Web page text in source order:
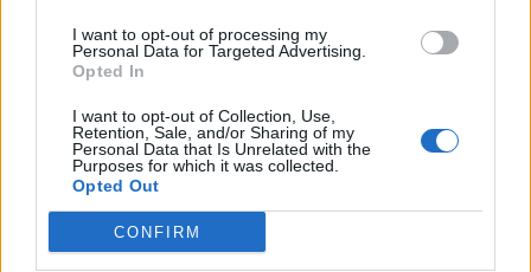
I want to opt-out of processing my
Personal Data for Targeted Advertising.
Opted In
I want to opt-out of Collection, Use,
Retention, Sale, and/or Sharing of my
Personal Data that Is Unrelated with the
Purposes for which it was collected.
Opted Out
CONFIRM